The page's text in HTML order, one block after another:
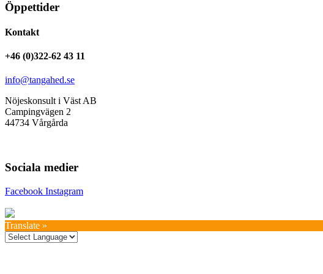
Öppettider
Kontakt
+46 (0)322-62 43 11
info@tangahed.se
Nöjeskonsult i Väst AB
Campingvägen 2
44734 Vårgårda
Sociala medier
Facebook Instagram
Translate »